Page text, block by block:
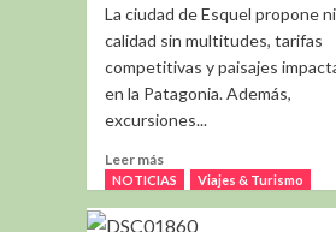
Blanca
La ciudad de Esquel propone
calidad sin multitudes, tarifas
competitivas y paisajes
en la Patagonia. Además,
excursiones...
Leer más
más
Invierno
NOTICIAS Viajes & Turismo